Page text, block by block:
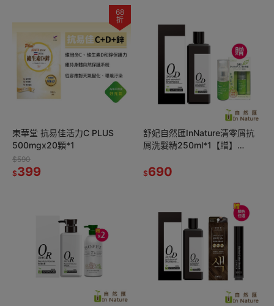
68
折
東華堂 抗易佳活力C PLUS
500mgx20顆*1
$590
$399
舒妃自然匯InNature清零屑抗
屑洗髮精250ml*1【贈】
25g*1
$690